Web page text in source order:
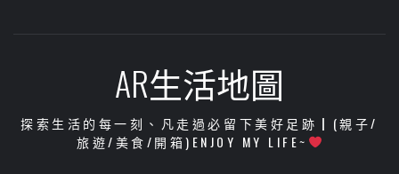
AR生活地圖
探索生活的每一刻、凡走過必留下美好足跡┃(親子/
旅遊/美食/開箱)ENJOY MY LIFE~